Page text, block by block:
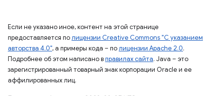
Если не указано иное, контент на этой странице
предоставляется полицензии Creative Commons "С указанием
авторства 4.0", а примеры кода – полицензии Apache 2.0.
Подробнее об этом написано вправилах сайта. Java – это
зарегистрированный товарный знак корпорации Oracle и ее
аффилированных лиц.